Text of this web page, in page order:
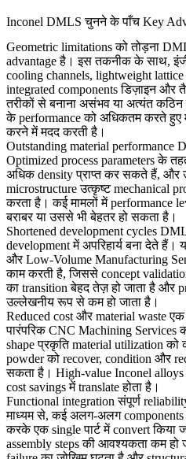
Inconel DMLS चुनने के पाँच Key
Geometric limitations को तोड़ना
advantage है। इस तकनीक के साथ,
cooling channels, lightweight
integrated components डिज़ाइन और
तरीकों से बनाना असंभव या अत्यंत कठिन
के performance को अधिकतम करते हुए
करने में मदद करती है।
Outstanding material performance
Optimized process parameters के
अधिक density प्राप्त कर सकते हैं, और
microstructure उत्कृष्ट mechanical
करता है। कई मामलों में performance
बराबर या उससे भी बेहतर हो सकता है।
Shortened development cycles
development में अपरिहार्य बना देते
औरLow-Volume Manufacturing
काम करती है, जिससे concept
का transition बेहद तेज़ हो जाता है और
उल्लेखनीय रूप से कम हो जाता है।
Reduced cost और material wasteएक
पारंपरिकCNC Machining Services
shape प्रकृति material utilization को
powder को recover, condition और
सकता है। High-value Inconel alloys
cost savings में translate होता है।
Functional integration संपूर्ण
माध्यम से, कई अलग-अलग components
करके एक single पार्ट में convert
assembly steps की आवश्यकता कम हो